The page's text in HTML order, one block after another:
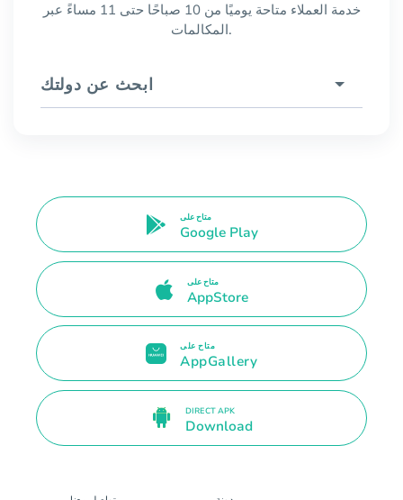
خدمة العملاء متاحة يوميًا من 10 صباحًا حتى 11 مساءً عبر
المكالمات.
ابحث عن دولتك
متاح على
Google Play
متاح على
AppStore
متاح على
AppGallery
DIRECT APK
Download